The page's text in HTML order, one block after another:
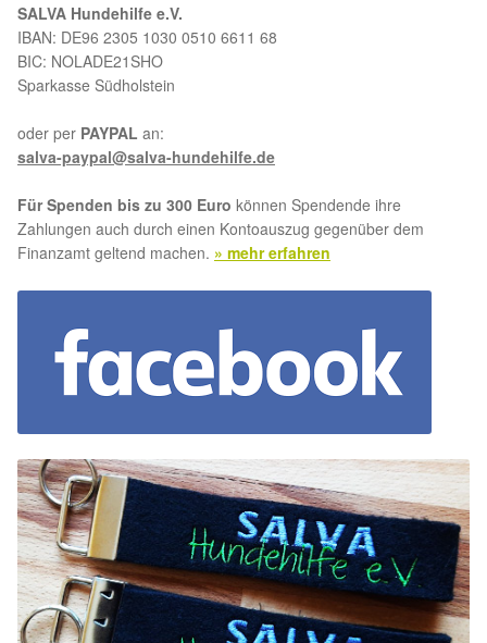
SALVA Hundehilfe e.V.
IBAN: DE96 2305 1030 0510 6611 68
BIC: NOLADE21SHO
Sparkasse Südholstein
oder per PAYPAL an:
salva-paypal@salva-hundehilfe.de
Für Spenden bis zu 300 Euro können Spendende ihre
Zahlungen auch durch einen Kontoauszug gegenüber dem
Finanzamt geltend machen. » mehr erfahren